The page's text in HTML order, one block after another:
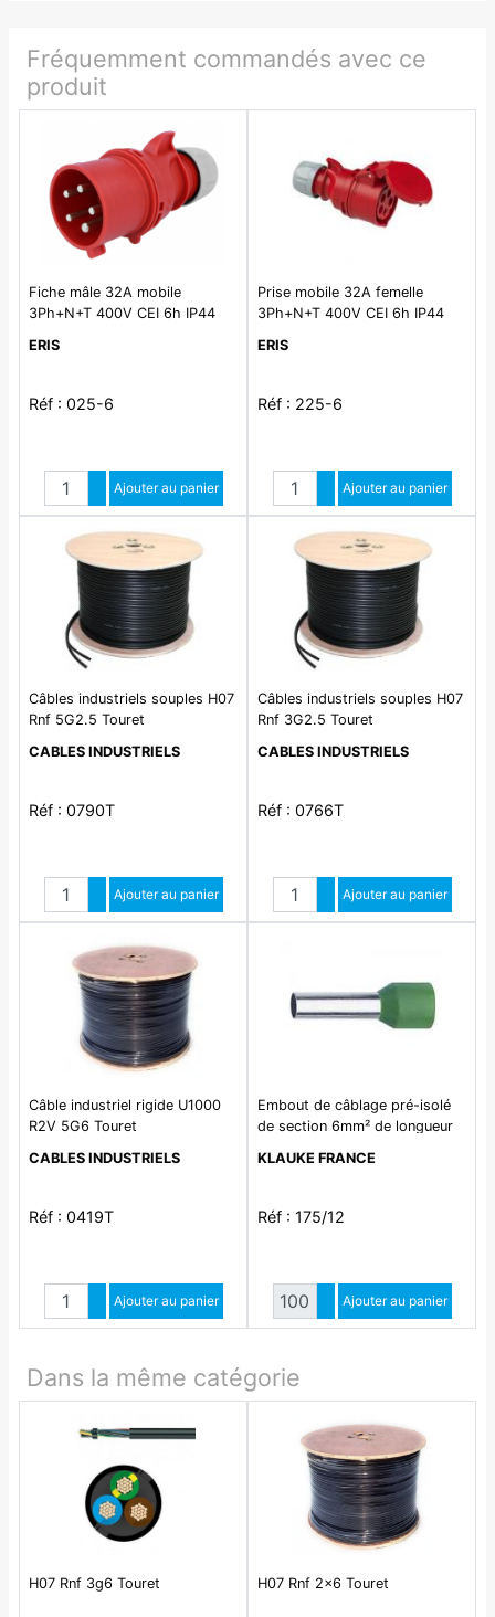
Fréquemment commandés avec ce
produit
Fiche mâle 32A mobile
3Ph+N+T 400V CEI 6h IP44
ERIS
Réf : 025-6
Quantité
Augmenter quantité
Diminuer quantité
Ajouter au panier
Prise mobile 32A femelle
3Ph+N+T 400V CEI 6h IP44
ERIS
Réf : 225-6
Quantité
Augmenter quantité
Diminuer quantité
Ajouter au panier
Câbles industriels souples H07
Rnf 5G2.5 Touret
CABLES INDUSTRIELS
Réf : 0790T
Quantité
Augmenter quantité
Diminuer quantité
Ajouter au panier
Câbles industriels souples H07
Rnf 3G2.5 Touret
CABLES INDUSTRIELS
Réf : 0766T
Quantité
Augmenter quantité
Diminuer quantité
Ajouter au panier
Câble industriel rigide U1000
R2V 5G6 Touret
CABLES INDUSTRIELS
Réf : 0419T
Quantité
Augmenter quantité
Diminuer quantité
Ajouter au panier
Embout de câblage pré-isolé
de section 6mm² de longueur
polypropylène sans halogène
d'utilisation 105°C maxi en
KLAUKE FRANCE
Réf : 175/12
Quantité
Augmenter quantité
Diminuer quantité
Ajouter au panier
Dans la même catégorie
H07 Rnf 3g6 Touret H07 Rnf 2x6 Touret